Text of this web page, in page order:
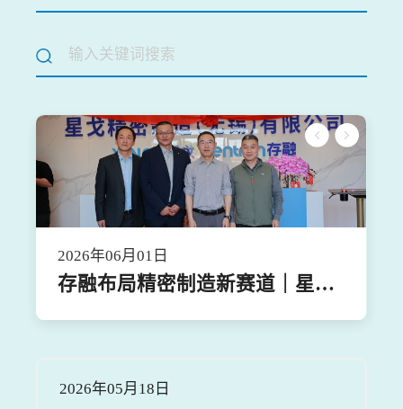
2026年06月01日
存融布局精密制造新赛道｜星戈
2026年05月18日